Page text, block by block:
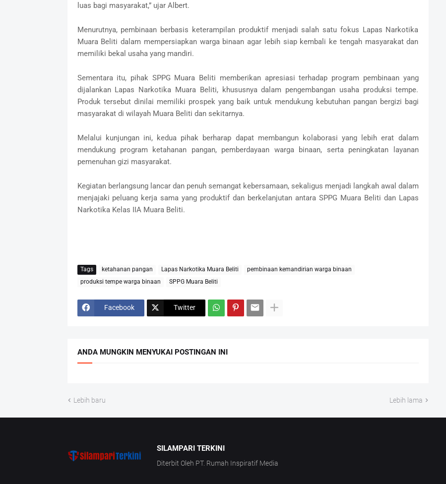
luas bagi masyarakat,” ujar Albert.
Menurutnya, pembinaan berbasis keterampilan produktif menjadi salah satu fokus Lapas Narkotika
Muara Beliti dalam mempersiapkan warga binaan agar lebih siap kembali ke tengah masyarakat dan
memiliki bekal usaha yang mandiri.
Sementara itu, pihak SPPG Muara Beliti memberikan apresiasi terhadap program pembinaan yang
dijalankan Lapas Narkotika Muara Beliti, khususnya dalam pengembangan usaha produksi tempe.
Produk tersebut dinilai memiliki prospek yang baik untuk mendukung kebutuhan pangan bergizi bagi
masyarakat di wilayah Muara Beliti dan sekitarnya.
Melalui kunjungan ini, kedua pihak berharap dapat membangun kolaborasi yang lebih erat dalam
mendukung program ketahanan pangan, pemberdayaan warga binaan, serta peningkatan layanan
pemenuhan gizi masyarakat.
Kegiatan berlangsung lancar dan penuh semangat kebersamaan, sekaligus menjadi langkah awal dalam
menjajaki peluang kerja sama yang produktif dan berkelanjutan antara SPPG Muara Beliti dan Lapas
Narkotika Kelas IIA Muara Beliti.
Tags ketahanan pangan Lapas Narkotika Muara Beliti
pembinaan kemandirian warga binaan
produksi tempe warga binaan
SPPG Muara Beliti
Facebook Twitter
ANDA MUNGKIN MENYUKAI POSTINGAN INI
Lebih baru Lebih lama
SILAMPARI TERKINI
Diterbit Oleh PT. Rumah Inspiratif Media